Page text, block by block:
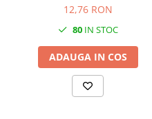
12,76 RON
80IN STOC
ADAUGA IN COS